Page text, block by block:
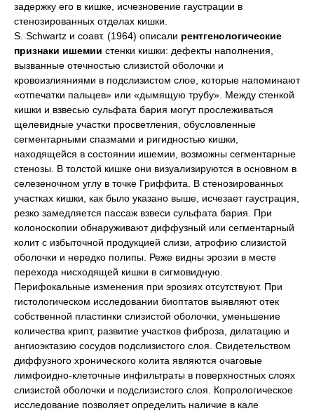
задержку его в кишке, исчезновение гаустрации в
стенозированных отделах кишки.
S. Schwartz и соавт. (1964) описали рентгенологические
признаки ишемии стенки кишки: дефекты наполнения,
вызванные отечностью слизистой оболочки и
кровоизлияниями в подслизистом слое, которые напоминают
«отпечатки пальцев» или «дымящую трубу». Между стенкой
кишки и взвесью сульфата бария могут прослеживаться
щелевидные участки просветления, обусловленные
сегментарными спазмами и ригидностью кишки,
находящейся в состоянии ишемии, возможны сегментарные
стенозы. В толстой кишке они визуализируются в основном в
селезеночном углу в точке Гриффита. В стенозированных
участках кишки, как было указано выше, исчезает гаустрация,
резко замедляется пассаж взвеси сульфата бария. При
колоноскопии обнаруживают диффузный или сегментарный
колит с избыточной продукцией слизи, атрофию слизистой
оболочки и нередко полипы. Реже видны эрозии в месте
перехода нисходящей кишки в сигмовидную.
Перифокальные изменения при эрозиях отсутствуют. При
гистологическом исследовании биоптатов выявляют отек
собственной пластинки слизистой оболочки, уменьшение
количества крипт, развитие участков фиброза, дилатацию и
ангиоэктазию сосудов подслизистого слоя. Свидетельством
диффузного хронического колита являются очаговые
лимфоидно-клеточные инфильтраты в поверхностных слоях
слизистой оболочки и подслизистого слоя. Копрологическое
исследование позволяет определить наличие в кале